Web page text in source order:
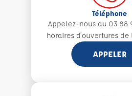
Téléphone
Appelez-nous au 03 88
horaires d'ouvertures
APPELER